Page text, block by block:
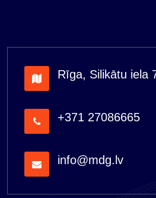
Rīga, Silikātu iela
+371 27086665
info@mdg.lv